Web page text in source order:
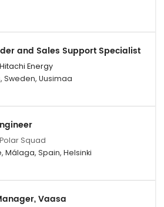
and Sales Support Specialist
Hitachi Energy
Sweden, Uusimaa
Polar Squad
Málaga, Spain, Helsinki
Vaasa